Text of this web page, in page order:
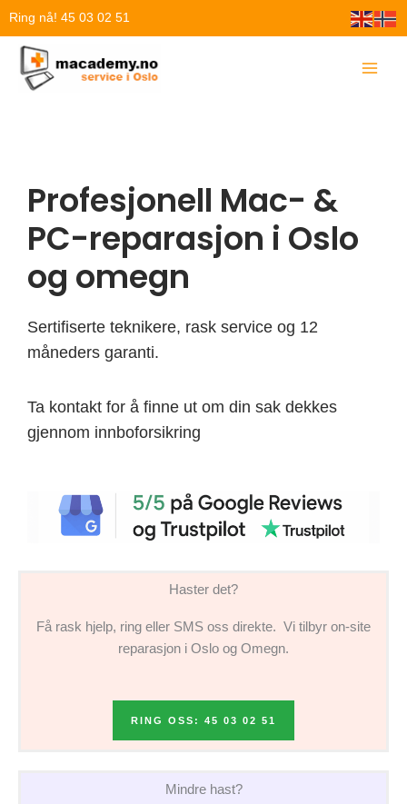
Hopp
innholdet
Ring nå! 45 03 02 51
Profesjonell Mac- &
PC-reparasjon i Oslo
og omegn
Sertifiserte teknikere, rask service og 12
måneders garanti.
Ta kontakt for å finne ut om din sak dekkes
gjennom innboforsikring
Haster det?
Få rask hjelp, ring eller SMS oss direkte. Vi tilbyr on-site
reparasjon i Oslo og Omegn.
RING OSS: 45 03 02 51
Mindre hast?